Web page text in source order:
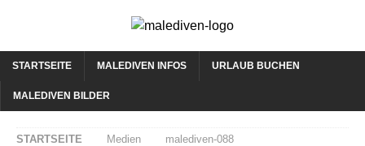
STARTSEITE MALEDIVEN INFOS URLAUB BUCHEN
MALEDIVEN BILDER
STARTSEITE Medien malediven-088